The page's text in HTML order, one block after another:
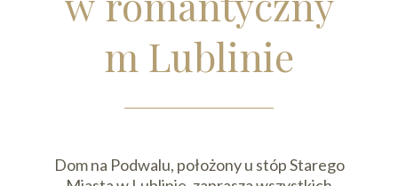
m Lublinie
Dom na Podwalu, położony u stóp Starego